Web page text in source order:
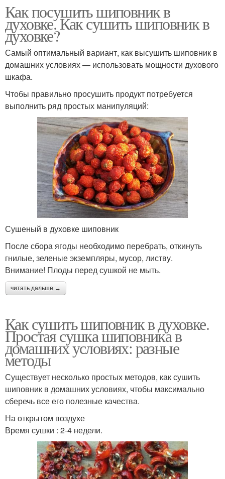
Как посушить шиповник в
духовке. Как сушить шиповник в
духовке?
Самый оптимальный вариант, как высушить шиповник в
домашних условиях — использовать мощности духового
шкафа.
Чтобы правильно просушить продукт потребуется
выполнить ряд простых манипуляций:
Сушеный в духовке шиповник
После сбора ягоды необходимо перебрать, откинуть
гнилые, зеленые экземпляры, мусор, листву.
Внимание! Плоды перед сушкой не мыть.
читать дальше →
Как сушить шиповник в духовке.
Простая сушка шиповника в
домашних условиях: разные
методы
Существует несколько простых методов, как сушить
шиповник в домашних условиях, чтобы максимально
сберечь все его полезные качества.
На открытом воздухе
Время сушки : 2-4 недели.